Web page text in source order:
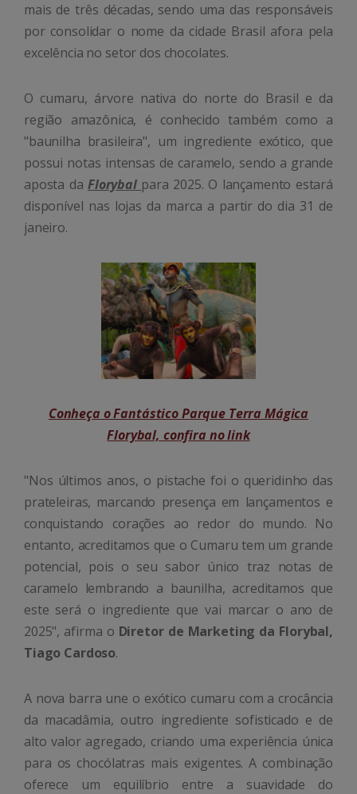
mais de três décadas, sendo uma das responsáveis
por consolidar o nome da cidade Brasil afora pela
excelência no setor dos chocolates.
O cumaru, árvore nativa do norte do Brasil e da
região amazônica, é conhecido também como a
"baunilha brasileira", um ingrediente exótico, que
possui notas intensas de caramelo, sendo a grande
aposta da Florybal para 2025. O lançamento estará
disponível nas lojas da marca a partir do dia 31 de
janeiro.
Conheça o Fantástico Parque Terra Mágica
Florybal, confira no link
"Nos últimos anos, o pistache foi o queridinho das
prateleiras, marcando presença em lançamentos e
conquistando corações ao redor do mundo. No
entanto, acreditamos que o Cumaru tem um grande
potencial, pois o seu sabor único traz notas de
caramelo lembrando a baunilha, acreditamos que
este será o ingrediente que vai marcar o ano de
2025", afirma o Diretor de Marketing da Florybal,
Tiago Cardoso.
A nova barra une o exótico cumaru com a crocância
da macadâmia, outro ingrediente sofisticado e de
alto valor agregado, criando uma experiência única
para os chocólatras mais exigentes. A combinação
oferece um equilíbrio entre a suavidade do